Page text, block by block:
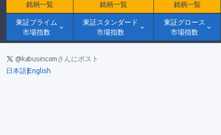
銘柄一覧
銘柄一覧
銘柄一覧
東証プライム
市場指数
東証スタンダード
市場指数
東証グロース
市場指数
@kabusincomさんにポスト
日本語|English